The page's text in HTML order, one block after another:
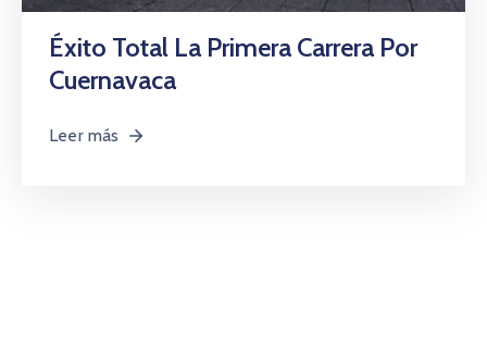
Citas
Éxito Total La Primera Carrera Por
Cuernavaca
Leer más